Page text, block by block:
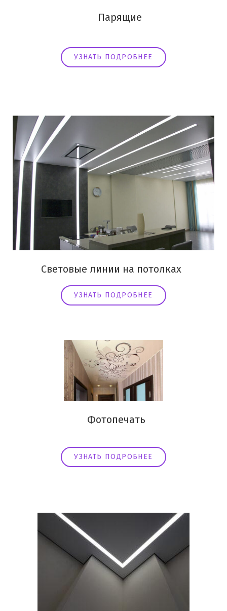
Парящие
УЗНАТЬ ПОДРОБНЕЕ
Световые линии на потолках
УЗНАТЬ ПОДРОБНЕЕ
Фотопечать
УЗНАТЬ ПОДРОБНЕЕ